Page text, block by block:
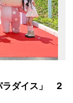
ラダイス」 2